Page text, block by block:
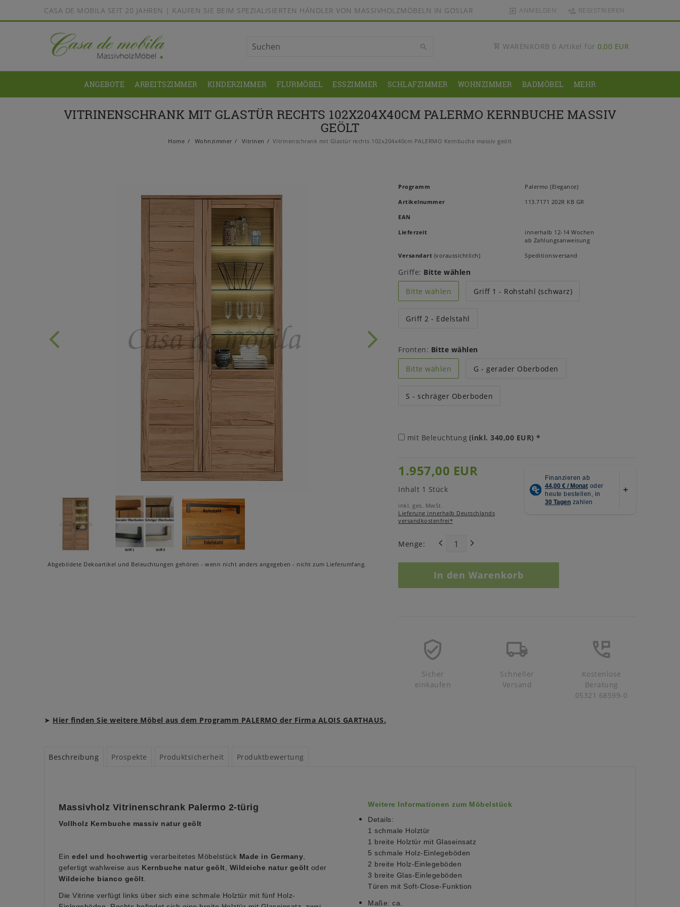
CASA DE MOBILA SEIT 20 JAHREN | KAUFEN SIE BEIM SPEZIALISIERTEN HÄNDLER VON MASSIVHOLZMÖBELN IN GOSLAR ANMELDEN REGISTRIEREN
WARENKORB 0 Artikel für 0,00 EUR
ANGEBOTE ARBEITSZIMMER KINDERZIMMER FLURMÖBEL ESSZIMMER SCHLAFZIMMER WOHNZIMMER BADMÖBEL MEHR
VITRINENSCHRANK MIT GLASTÜR RECHTS 102X204X40CM PALERMO KERNBUCHE MASSIV
GEÖLT
Home Wohnzimmer Vitrinen Vitrinenschrank mit Glastür rechts 102x204x40cm PALERMO Kernbuche massiv geölt
Abgebildete Dekoartikel und Beleuchtungen gehören - wenn nicht anders angegeben - nicht zum Lieferumfang.
Programm
Palermo (Elegance)
Artikelnummer
113.7171 202R KB GR
EAN
Lieferzeit
innerhalb 12-14 Wochen
ab Zahlungsanweisung
Versandart (voraussichtlich) Speditionsversand
Griffe: Bitte wählen
Bitte wählen
Griff 1 - Rohstahl (schwarz)
Griff 2 - Edelstahl
Fronten: Bitte wählen
Bitte wählen
G - gerader Oberboden
S - schräger Oberboden
mit Beleuchtung (inkl. 340,00 EUR) *
1.957,00 EUR
Inhalt 1 Stück
inkl. ges. MwSt.
Lieferung innerhalb Deutschlands
versandkostenfrei*
Menge:
In den Warenkorb
Sicher
einkaufen
Schneller
Versand
Kostenlose
Beratung
05321 68599-0
➤ Hier finden Sie weitere Möbel aus dem Programm PALERMO der Firma ALOIS GARTHAUS.
Beschreibung Prospekte Produktsicherheit Produktbewertung
Massivholz Vitrinenschrank Palermo 2-türig
Vollholz Kernbuche massiv natur geölt
Ein edel und hochwertig verarbeitetes Möbelstück Made in Germany
gefertigt wahlweise aus Kernbuche natur geölt Wildeiche natur geölt oder
Wildeiche bianco geölt
Die Vitrine verfügt links über sich eine schmale Holztür mit fünf Holz-
Weitere Informationen zum Möbelstück
Details:
1 schmale Holztür
1 breite Holztür mit Glaseinsatz
5 schmale Holz-Einlegeböden
2 breite Holz-Einlegeböden
3 breite Glas-Einlegeböden
Türen mit Soft-Close-Funktion
Maße: ca.